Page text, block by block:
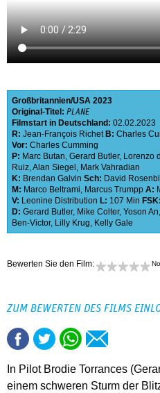
Großbritannien USA 2023
Original-Titel: PLANE
Filmstart in Deutschland: 02.02.2023
R: Jean-François Richet B: Charles
Vor: Charles Cumming
P: Marc Butan, Gerard Butler, Lorenzo
Ruiz,Alan Siegel , Mark Vahradian
K: Brendan Galvin Sch: David
M: Marco Beltrami, Marcus Trumpp A:
V: Leonine Distribution L: 107 Min FSK:
D: Gerard Butler, Mike Colter, Yoson An,
Ben-Victor, Lilly Krug, Kelly Gale
Bewerten Sie den Film:
ZUM BEWERTEN DES FILMS
In Pilot Brodie Torrances
einem schweren Sturm der